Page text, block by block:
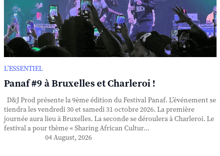
L’ESSENTIEL
Panaf #9 à Bruxelles et Charleroi !
D&J Prod présente la 9ème édition du Festival Panaf. L’événement se
tiendra les vendredi 30 et samedi 31 octobre 2026. La première
journée aura lieu à Bruxelles. La seconde se déroulera à Charleroi. Le
festival a pour thème « Sharing African Cultur...
04 August, 2026